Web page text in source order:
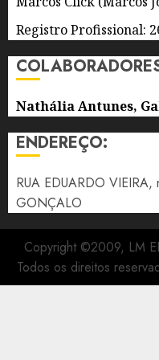
Registro Profissional:
Nathália Antunes,
ENDEREÇO:
RUA EDUARDO
GONÇALO
Copyright ©2009, LM
Todos os direitos